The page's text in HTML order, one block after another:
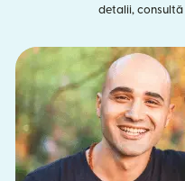
detalii, consultă